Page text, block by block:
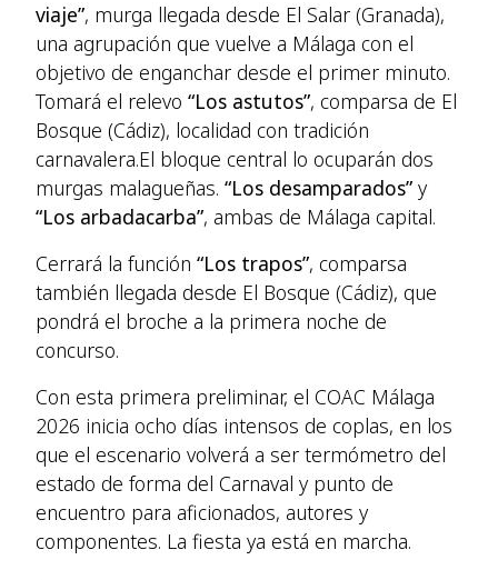
viaje”, murga llegada desde El Salar (Granada),
una agrupación que vuelve a Málaga con el
objetivo de enganchar desde el primer minuto.
Tomará el relevo “Los astutos”, comparsa de El
Bosque (Cádiz), localidad con tradición
carnavalera.El bloque central lo ocuparán dos
murgas malagueñas. “Los desamparados” y
“Los arbadacarba”, ambas de Málaga capital.
Cerrará la función “Los trapos”, comparsa
también llegada desde El Bosque (Cádiz), que
pondrá el broche a la primera noche de
concurso.
Con esta primera preliminar, el COAC Málaga
2026 inicia ocho días intensos de coplas, en los
que el escenario volverá a ser termómetro del
estado de forma del Carnaval y punto de
encuentro para aficionados, autores y
componentes. La fiesta ya está en marcha.